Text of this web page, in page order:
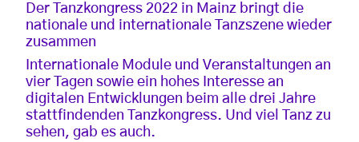
Der Tanzkongress 2022 in Mainz bringt die
nationale und internationale Tanzszene wieder
zusammen
Internationale Module und Veranstaltungen an
vier Tagen sowie ein hohes Interesse an
digitalen Entwicklungen beim alle drei Jahre
stattfindenden Tanzkongress. Und viel Tanz zu
sehen, gab es auch.